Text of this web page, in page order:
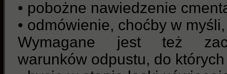
• pobożne nawiedzenie
• odmówienie, choćby w
Wymagane jest też
warunków odpustu, do